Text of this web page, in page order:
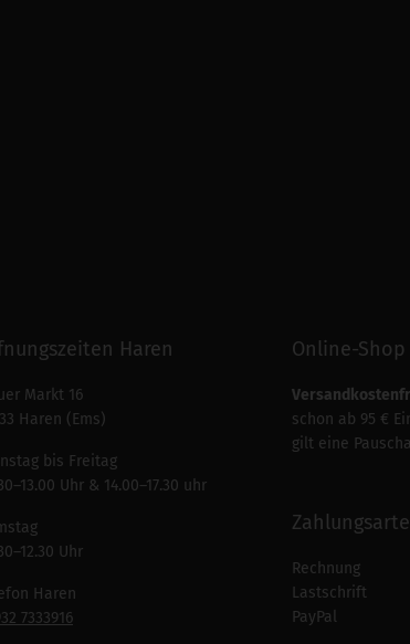
Haren
Markt 16
Haren (Ems)
bis Freitag
Uhr & 14.00–17.30 uhr
Uhr
Haren
7333916
Online-Shop
schon ab 95 €
gilt eine
Rechnung
Lastschrift
PayPal